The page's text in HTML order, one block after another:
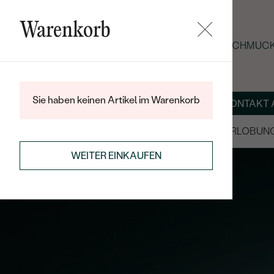
SOMMER-BLACK-FRIDAY: -25 % AUF
ÜBER UNS MAGAZINSCHMUCK NACH MASS KONTAKT
Warenkorb
Sie haben keinen Artikel im Warenkorb
WEITER EINKAUFEN